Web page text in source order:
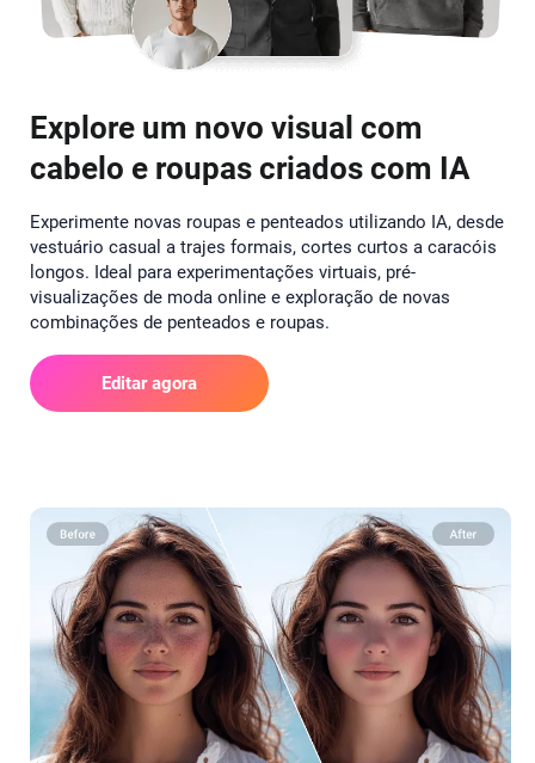
Explore um novo visual com
cabelo e roupas criados com IA
Experimente novas roupas e penteados utilizando IA, desde
vestuário casual a trajes formais, cortes curtos a caracóis
longos. Ideal para experimentações virtuais, pré-
visualizações de moda online e exploração de novas
combinações de penteados e roupas.
Editar agora